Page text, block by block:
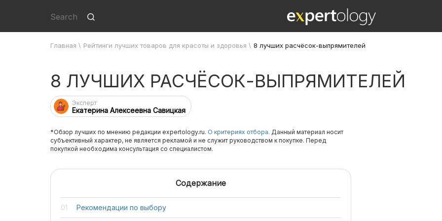
Главная \ Рейтинги лучших товаров для красоты и здоровья \ 8 лучших расчёсок-выпрямителей
8 ЛУЧШИХ РАСЧЁСОК-ВЫПРЯМИТЕЛЕЙ
Эксперт
Екатерина Алексеевна Савицкая
*Обзор лучших по мнению редакции expertology.ru. О критериях отбора. Данный материал носит
субъективный характер, не является рекламой и не служит руководством к покупке. Перед
покупкой необходима консультация со специалистом.
Содержание
Рекомендации по выбору